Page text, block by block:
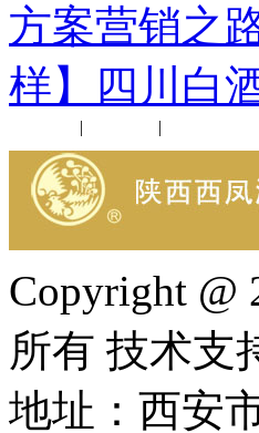
方案营销之
样】四川白
| |
Copyright
所有 技术支
地址：西安